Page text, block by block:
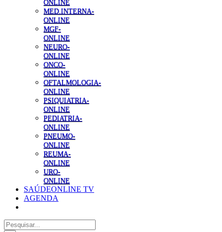
ONLINE
MED.INTERNA-
ONLINE
MGF-
ONLINE
NEURO-
ONLINE
ONCO-
ONLINE
OFTALMOLOGIA-
ONLINE
PSIQUIATRIA-
ONLINE
PEDIATRIA-
ONLINE
PNEUMO-
ONLINE
REUMA-
ONLINE
URO-
ONLINE
SAÚDEONLINE TV
AGENDA
Pesquisar